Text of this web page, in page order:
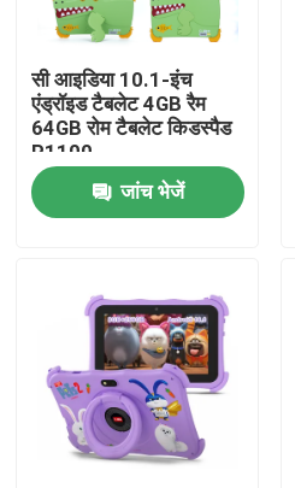
वीडियो
सी आइडिया 10.1-इंच
एंड्रॉइड टैबलेट 4GB रैम
64GB रोम टैबलेट किडस्पैड
P1100
जांच भेजें